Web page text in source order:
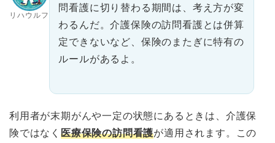
リハウルフ
問看護に切り替わる期間は、考え方が変
わるんだ。介護保険の訪問看護とは併算
定できないなど、保険のまたぎに特有の
ルールがあるよ。
利用者が末期がんや一定の状態にあるときは、介護保
険ではなく 医療保険の訪問看護が適用されます。この